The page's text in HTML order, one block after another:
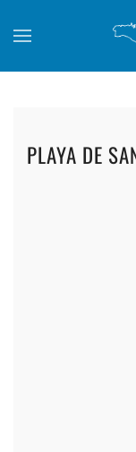
Skip to main
PLAYA DE